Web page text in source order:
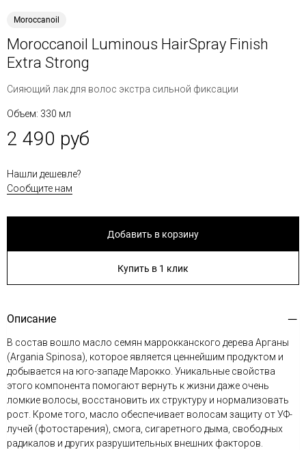
Moroccanoil
Moroccanoil Luminous HairSpray Finish
Extra Strong
Сияющий лак для волос экстра сильной фиксации
Объем: 330 мл
2 490 руб
Нашли дешевле?
Сообщите нам
Добавить в корзину
Купить в 1 клик
Описание
В состав вошло масло семян маррокканского дерева Арганы
(Argania Spinosa), которое является ценнейшим продуктом и
добывается на юго-западе Марокко. Уникальные свойства
этого компонента помогают вернуть к жизни даже очень
ломкие волосы, восстановить их структуру и нормализовать
рост. Кроме того, масло обеспечивает волосам защиту от УФ-
лучей (фотостарения), смога, сигаретного дыма, свободных
радикалов и других разрушительных внешних факторов.